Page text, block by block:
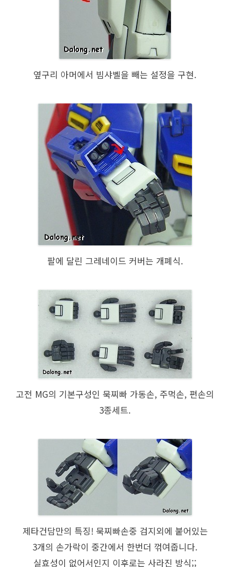
옆구리 아머에서 빔샤벨을 빼는 설정을 구현.
팔에 달린 그레네이드 커버는 개폐식.
고전 MG의 기본구성인 묵찌빠 가동손, 주먹손, 편손의
3종세트.
제타건담만의 특징! 묵찌빠손중 검지외에 붙어있는
3개의 손가락이 중간에서 한번더 꺾여줍니다.
실효성이 없어서인지 이후로는 사라진 방식;;